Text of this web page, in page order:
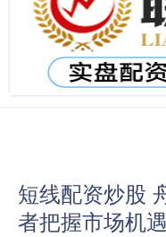
短线配资炒股
者把握市场机遇